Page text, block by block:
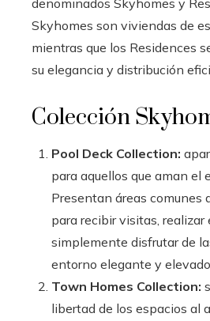
Skyhomes son viviendas de
mientras que los Residences
su elegancia y distribución
Colección
Pool Deck Collection:
para aquellos que aman el
Presentan áreas comunes
para recibir visitas, realizar
simplemente disfrutar de
entorno elegante y elevado.
Town Homes Collection:
libertad de los espacios al